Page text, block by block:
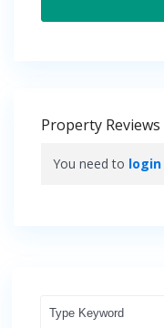
Property Reviews
You need to login